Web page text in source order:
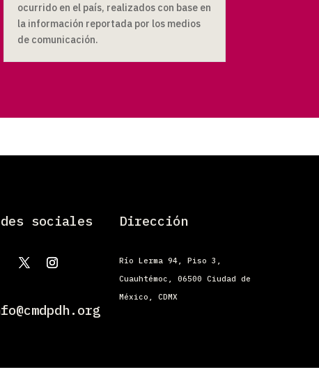
ocurrido en el país, realizados con base en
la información reportada por los medios
de comunicación.
sociales Dirección
Río Lerma 94, Piso 3,
Cuauhtémoc, 06500 Ciudad de
México, CDMX